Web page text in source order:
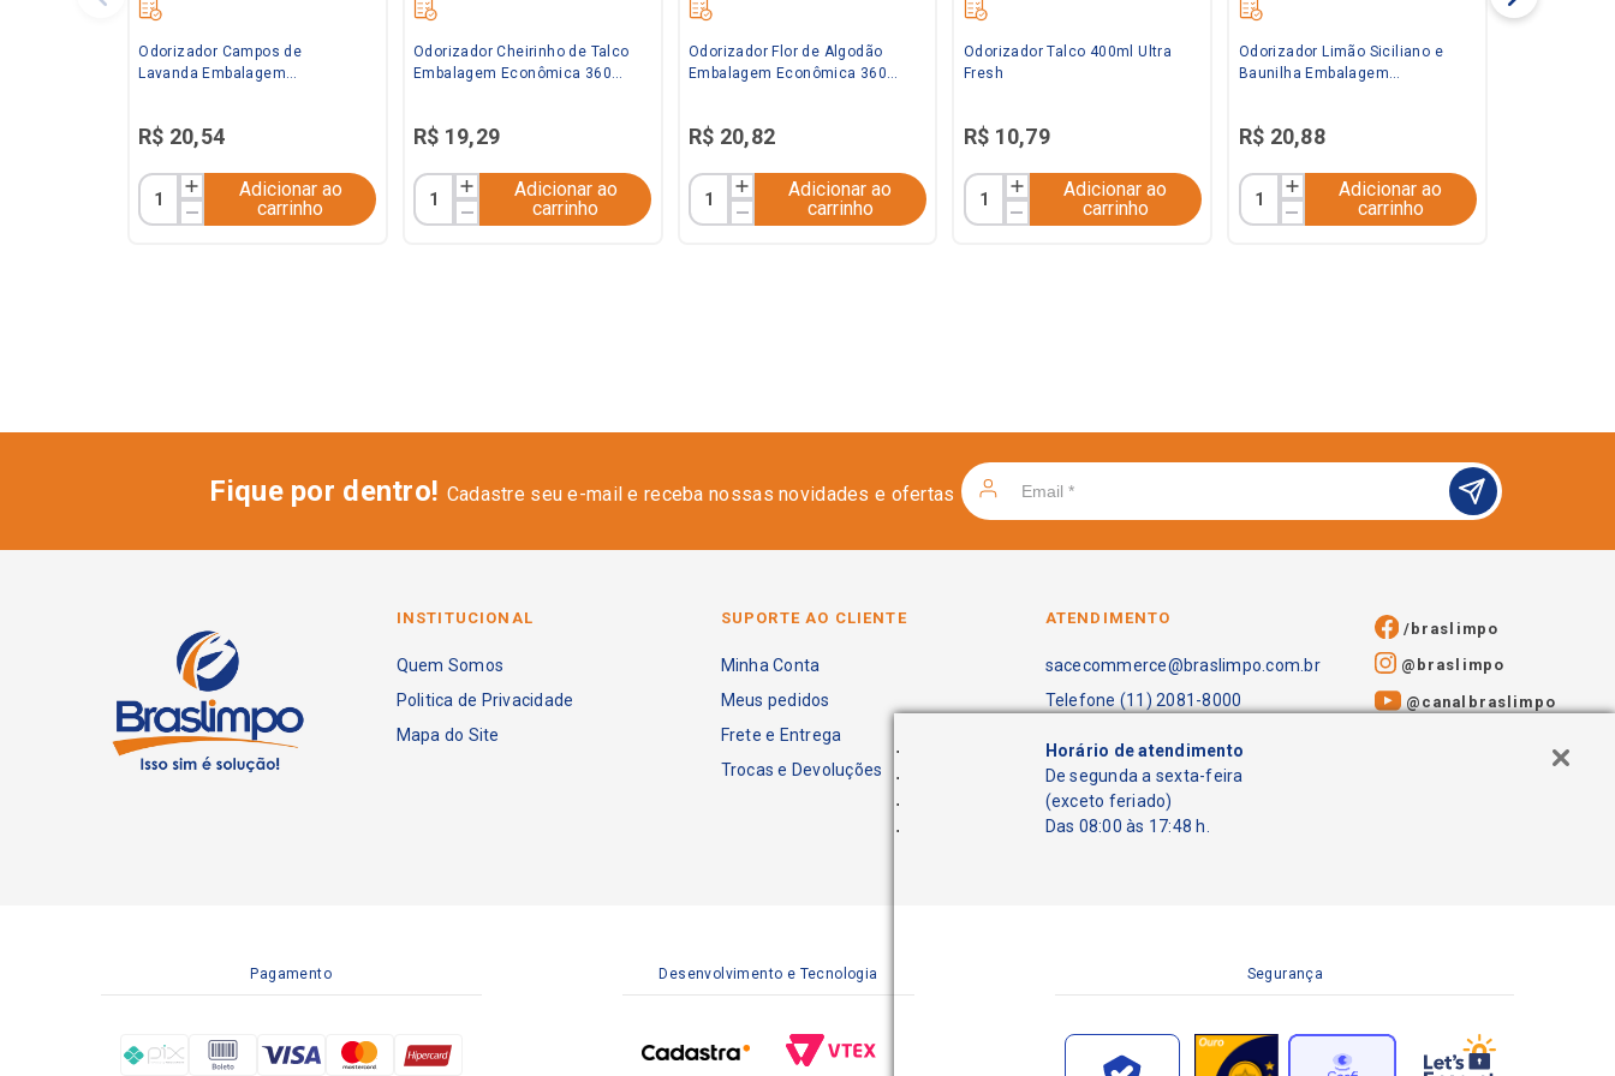
.
.
.
.
Odorizador Campos de
Lavanda Embalagem
R$ 20,54
Adicionar ao
carrinho
Odorizador Cheirinho de Talco
Embalagem Econômica 360ml
R$ 19,29
Adicionar ao
carrinho
Odorizador Flor de Algodão
Embalagem Econômica 360ml
R$ 20,82
Adicionar ao
carrinho
Odorizador Talco 400ml Ultra
Fresh
R$ 10,79
Adicionar ao
carrinho
Odorizador Limão Siciliano e
Baunilha Embalagem
R$ 20,88
Adicionar ao
carrinho
Fique por dentro! Cadastre seu e-mail e receba nossas novidades e ofertas
INSTITUCIONAL
Quem Somos
Politica de Privacidade
Mapa do Site
SUPORTE AO CLIENTE
Minha Conta
Meus pedidos
Frete e Entrega
Trocas e Devoluções
ATENDIMENTO
sacecommerce@braslimpo.com.br
Telefone (11) 2081-8000
Horário de atendimento
De segunda a sexta-feira
(exceto feriado)
Das 08:00 às 17:48 h.
/braslimpo
@braslimpo
@canalbraslimpo​
Pagamento Desenvolvimento e Tecnologia Segurança